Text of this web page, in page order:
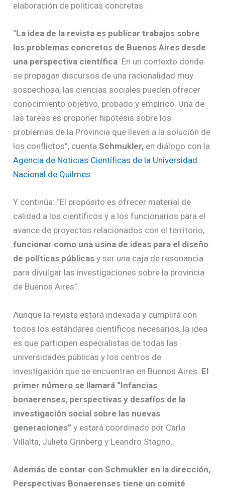
elaboración de políticas concretas.
“La idea de la revista es publicar trabajos sobre
los problemas concretos de Buenos Aires desde
una perspectiva científica. En un contexto donde
se propagan discursos de una racionalidad muy
sospechosa, las ciencias sociales pueden ofrecer
conocimiento objetivo, probado y empírico. Una de
las tareas es proponer hipótesis sobre los
problemas de la Provincia que lleven a la solución de
los conflictos”, cuentaSchmukler, en diálogo con la
Agencia de Noticias Científicas de la Universidad
Nacional de Quilmes.
Y continúa: “El propósito es ofrecer material de
calidad a los científicos y a los funcionarios para el
avance de proyectos relacionados con el territorio,
funcionar como una usina de ideas para el diseño
de políticas públicas y ser una caja de resonancia
para divulgar las investigaciones sobre la provincia
de Buenos Aires”.
Aunque la revista estará indexada y cumplirá con
todos los estándares científicos necesarios, la idea
es que participen especialistas de todas las
universidades públicas y los centros de
investigación que se encuentran en Buenos Aires. El
primer número se llamará “Infancias
bonaerenses, perspectivas y desafíos de la
investigación social sobre las nuevas
generaciones” y estará coordinado por Carla
Villalta, Julieta Grinberg y Leandro Stagno.
Además de contar con Schmukler en la dirección,
Perspectivas Bonaerenses tiene un comité